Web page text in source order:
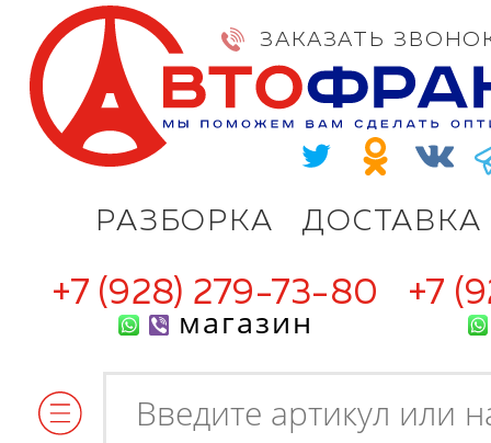
РАЗБОРКА ДОСТАВКА
ЗАКАЗАТЬ
+7 (928) 279-73-80
магазин
+7